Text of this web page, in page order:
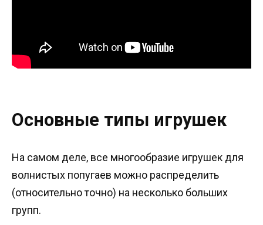
Основные типы игрушек
На самом деле, все многообразие игрушек для
волнистых попугаев можно распределить
(относительно точно) на несколько больших
групп.